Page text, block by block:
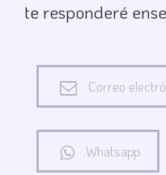
te responderé
Correo
Whatsapp